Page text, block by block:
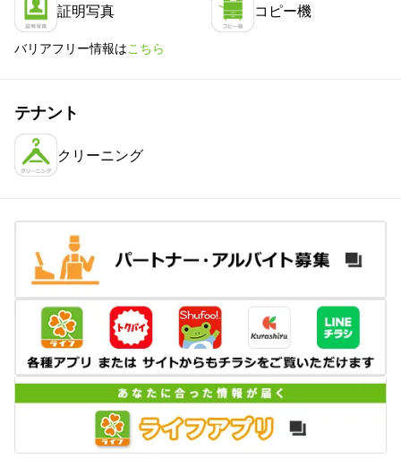
証明写真 コピー機
バリアフリー情報はこちら
テナント
クリーニング